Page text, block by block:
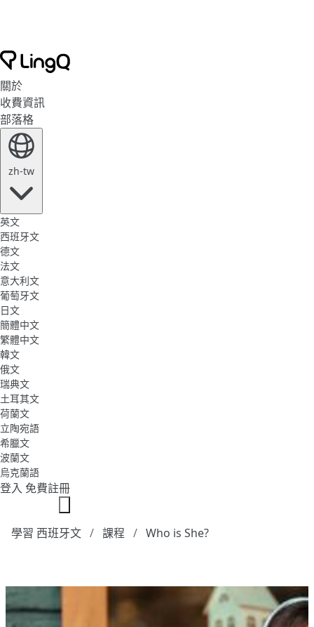
關於
收費資訊
部落格
zh-tw
英文
西班牙文
德文
法文
意大利文
葡萄牙文
日文
簡體中文
繁體中文
韓文
俄文
瑞典文
土耳其文
荷蘭文
立陶宛語
希臘文
波蘭文
烏克蘭語
登入 免費註冊
學習 西班牙文 課程 Who is She?